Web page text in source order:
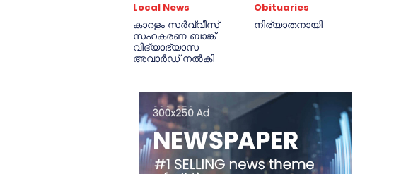
Local News
കാറളം സർവ്വീസ്
സഹകരണ ബാങ്ക്
വിദ്യാഭ്യാസ
അവാർഡ് നൽകി
Obituaries
നിര്യാതനായി